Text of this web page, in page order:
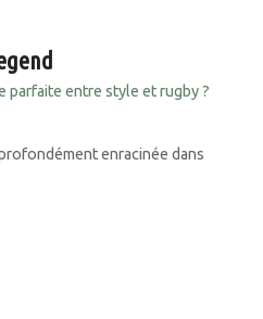
parfaite entre style et rugby ?
enracinée dans